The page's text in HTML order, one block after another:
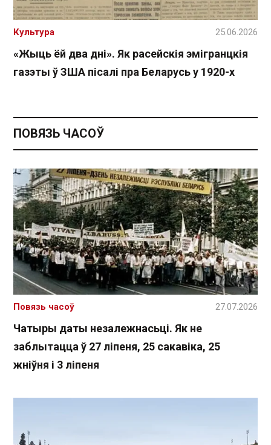
«Жыць ёй два дні». Як расейскія эмігранцкія
газэты ў ЗША пісалі пра Беларусь у 1920-х
Культура 25.06.2026
ПОВЯЗЬ ЧАСОЎ
Чатыры даты незалежнасьці. Як не
заблытацца ў 27 ліпеня, 25 сакавіка, 25
жніўня і 3 ліпеня
Повязь часоў 27.07.2026